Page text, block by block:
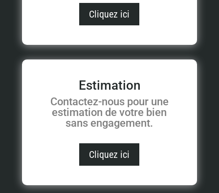
Cliquez ici
Estimation
Contactez-nous pour une
estimation de votre bien
sans engagement.
Cliquez ici